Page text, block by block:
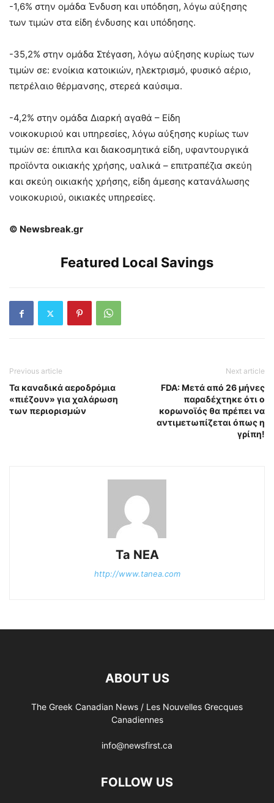
-1,6% στην ομάδα Ένδυση και υπόδηση, λόγω αύξησης
των τιμών στα είδη ένδυσης και υπόδησης.
-35,2% στην ομάδα Στέγαση, λόγω αύξησης κυρίως των
τιμών σε: ενοίκια κατοικιών, ηλεκτρισμό, φυσικό αέριο,
πετρέλαιο θέρμανσης, στερεά καύσιμα.
-4,2% στην ομάδα Διαρκή αγαθά – Είδη
νοικοκυριού και υπηρεσίες, λόγω αύξησης κυρίως των
τιμών σε: έπιπλα και διακοσμητικά είδη, υφαντουργικά
προϊόντα οικιακής χρήσης, υαλικά – επιτραπέζια σκεύη
και σκεύη οικιακής χρήσης, είδη άμεσης κατανάλωσης
νοικοκυριού, οικιακές υπηρεσίες.
© Newsbreak.gr
Featured Local Savings
Previous article
Τα καναδικά αεροδρόμια
«πιέζουν» για χαλάρωση
των περιορισμών
Next article
FDA: Μετά από 26 μήνες
παραδέχτηκε ότι ο
κορωνοϊός θα πρέπει να
αντιμετωπίζεται όπως η
γρίπη!
Ta NEA
http://www.tanea.com
ABOUT US
The Greek Canadian News / Les Nouvelles Grecques
Canadiennes
info@newsfirst.ca
FOLLOW US